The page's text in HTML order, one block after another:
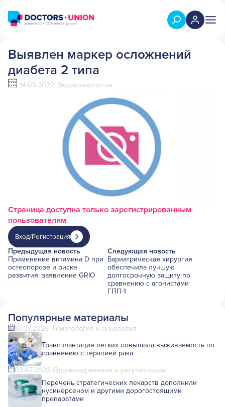
Выявлен маркер осложнений
диабета 2 типа
14.09.2022 Эндокринология
Страница доступна только зарегистрированным
пользователям
Вход/Регистрация
Предыдущая новость
Применение витамина D при
остеопорозе и риске
развития: заявление GRIO
Следующая новость
Бариатрическая хирургия
обеспечила лучшую
долгосрочную защиту по
сравнению с агонистами
ГПП-1
Популярные материалы
10.07.2026 Гематология и онкология
Трансплантация легких повышала выживаемость по
сравнению с терапией рака
09.07.2026 Здравоохранение и регуляторика
Перечень стратегических лекарств дополнили
нусинерсеном и другими дорогостоящими
препаратами